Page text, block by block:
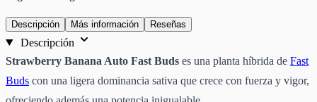
Descripción Más información Reseñas
Descripción
Strawberry Banana Auto Fast Buds es una planta híbrida de Fast
Buds con una ligera dominancia sativa que crece con fuerza y vigor,